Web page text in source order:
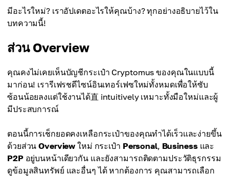
มีอะไรใหม่? เราอัปเดตอะไรให้คุณบ้าง? ทุกอย่างอธิบายไว้ใน
บทความนี้!
ส่วน Overview
คุณคงไม่เคยเห็นบัญชีกระเป๋า Cryptomus ของคุณในแบบนี้
มาก่อน! เรารีเฟรชดีไซน์อินเทอร์เฟซใหม่ทั้งหมดเพื่อให้ซับ
ซ้อนน้อยลงแต่ใช้งานได้直 intuitively เหมาะทั้งมือใหม่และผู้
มีประสบการณ์
ตอนนี้การเช็กยอดคงเหลือกระเป๋าของคุณทำได้เร็วและง่ายขึ้น
ด้วยส่วนOverview ใหม่ กระเป๋า Personal, Businessและ
P2Pอยู่บนหน้าเดียวกัน และยังสามารถติดตามประวัติธุรกรรม
ดูข้อมูลสินทรัพย์ และอื่นๆ ได้ หากต้องการ คุณสามารถเลือก